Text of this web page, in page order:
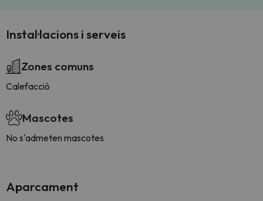
Instal·lacions i serveis
Zones comuns
Calefacció
Mascotes
No s'admeten mascotes
Aparcament